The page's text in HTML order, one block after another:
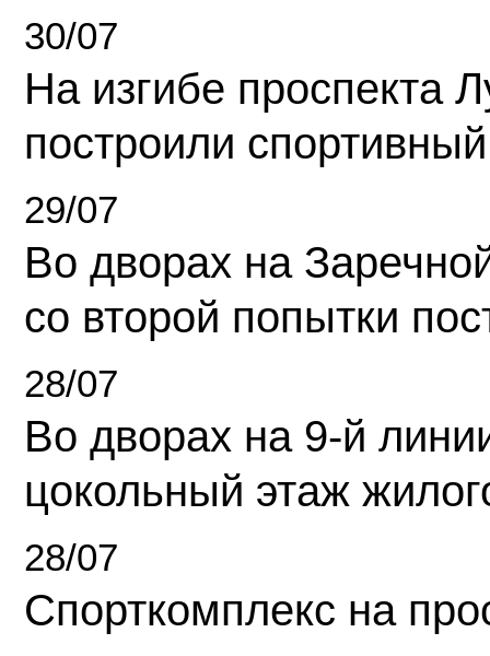
30/07
На изгибе проспекта
построили
29/07
Во дворах на
со второй попытки
28/07
Во дворах на 9-й
цокольный этаж
28/07
Спорткомплекс на